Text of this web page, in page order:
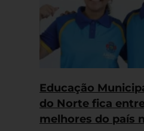
Educação
do Norte fica entre
melhores do país